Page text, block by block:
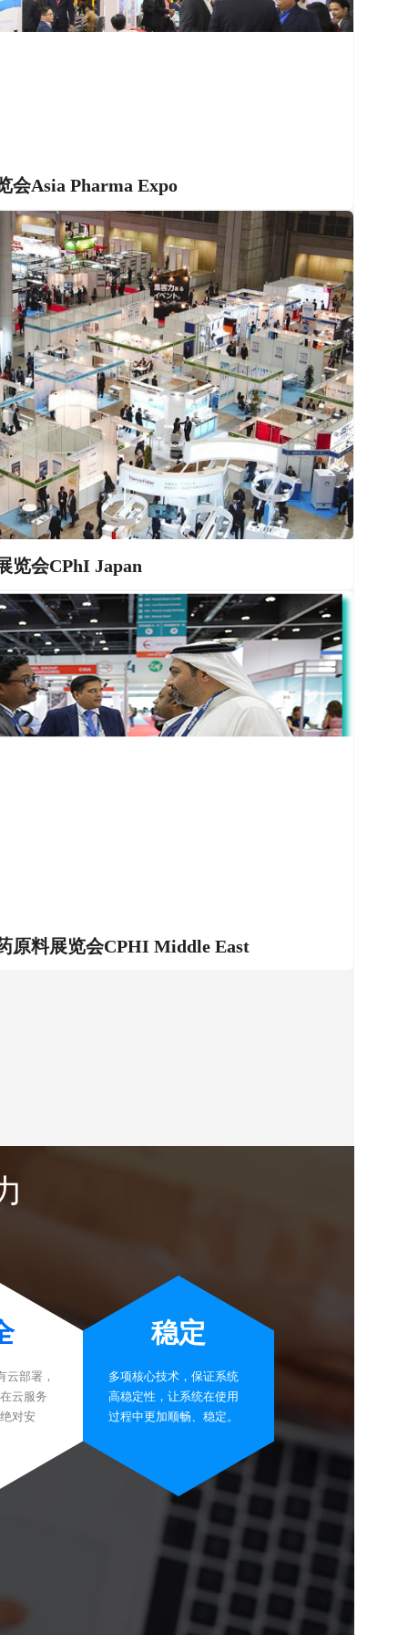
会Asia Pharma Expo
览会CPhI Japan
原料展览会CPHI Middle East
云部署，
云服务
对安
稳定
多项核心技术，保证系统
高稳定性，让系统在使用
过程中更加顺畅、稳定。